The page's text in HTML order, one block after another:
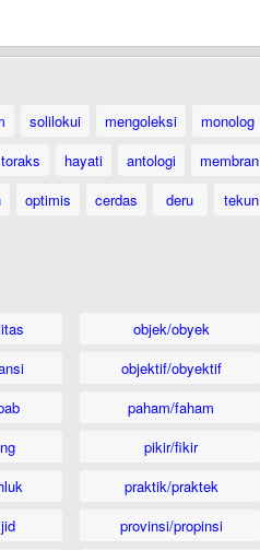
solilokui mengoleksi
monolog
toraks hayati antologi
membran
optimis cerdas deru
tekun
objek/obyek
objektif/obyektif
paham/faham
pikir/fikir
praktik/praktek
provinsi/propinsi